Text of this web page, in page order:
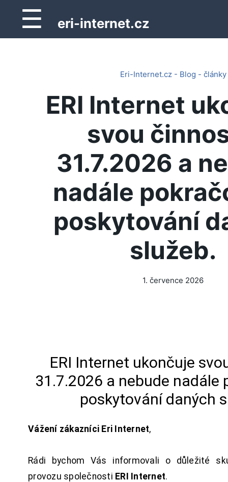
☰ eri-internet.cz
Eri-Internet.cz - Blog - články
ERI Internet
svou
31.7.2026 a
nadále
poskytování
služeb.
1. července 2026
ERI Internet ukončuje
31.7.2026 a nebude nadále
poskytování daných
Vážení zákazníci Eri Internet,
Rádi bychom Vás informovali o důležité
provozu společnosti ERI Internet.